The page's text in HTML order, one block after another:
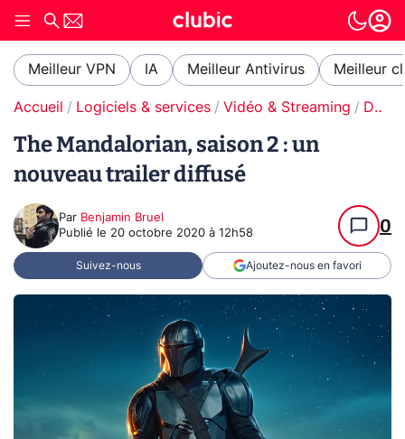
Meilleur VPN IA Meilleur Antivirus Meilleur
Accueil Logiciels & services Vidéo & Streaming Disney+
The Mandalorian, saison 2 : un
nouveau trailer diffusé
Par Benjamin Bruel
Publié le 20 octobre 2020 à 12h58 0
Suivez-nous Ajoutez-nous en favori